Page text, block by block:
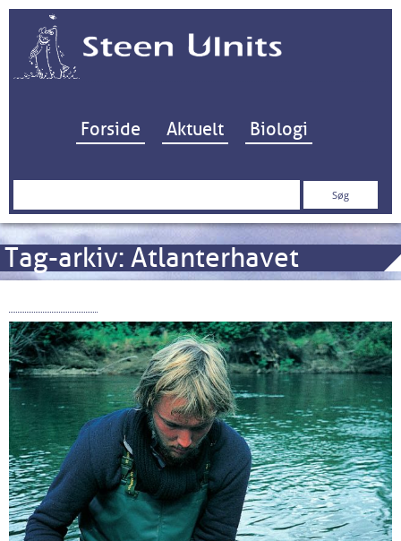
Hop til indhold
Forside Aktuelt Biologi
Søg
Tag-arkiv: Atlanterhavet